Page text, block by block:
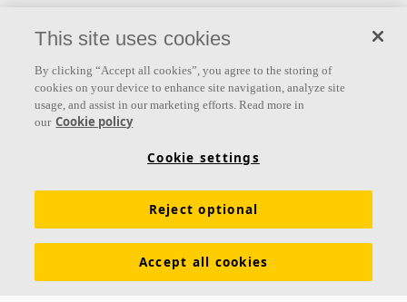
Links
Funktionale Anforderungen Download Broschüren
Allgemeine Geschäftsbedingungen Impressum
This site uses cookies
By clicking “Accept all cookies”, you agree to the storing of
cookies on your device to enhance site navigation, analyze site
usage, and assist in our marketing efforts. Read more in
our Cookie policy
Cookie settings
Reject optional
Accept all cookies